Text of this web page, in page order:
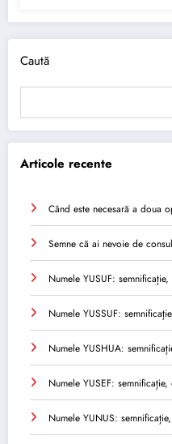
Caută
Articole recente
Când este necesară a doua
Semne că ai nevoie de
Numele YUSUF:
Numele YUSSUF:
Numele YUSHUA:
Numele YUSEF:
Numele YUNUS: